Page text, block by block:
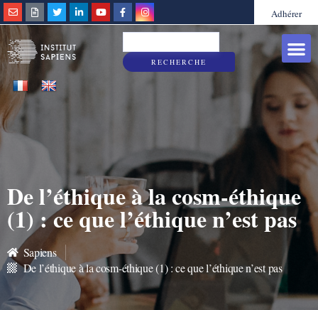
Adhérer
RECHERCHE
De l’éthique à la cosm-éthique
(1) : ce que l’éthique n’est pas
Sapiens
De l’éthique à la cosm-éthique (1) : ce que l’éthique n’est pas